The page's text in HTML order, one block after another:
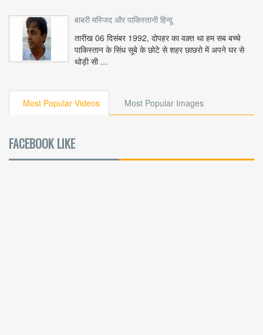
बाबरी मस्जिद और पाकिस्तानी हिन्दू
तारीख 06 दिसंबर 1992, दोपहर का वक़्त था हम सब बच्चे
पाकिस्तान के सिंध सूबे के छोटे से शहर छाछरो में अपने घर से
थोड़ी सी ...
Most Popular Videos Most Popular Images
FACEBOOK LIKE